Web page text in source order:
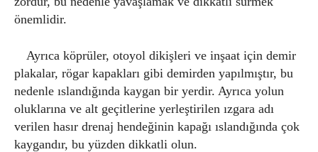
önemlidir.
Ayrıca köprüler, otoyol dikişleri ve inşaat için demir
plakalar, rögar kapakları gibi demirden yapılmıştır, bu
nedenle ıslandığında kaygan bir yerdir. Ayrıca yolun
oluklarına ve alt geçitlerine yerleştirilen ızgara adı
verilen hasır drenaj hendeğinin kapağı ıslandığında çok
kaygandır, bu yüzden dikkatli olun.